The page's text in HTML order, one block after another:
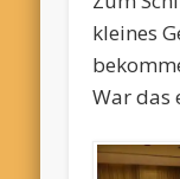
kleines
War das